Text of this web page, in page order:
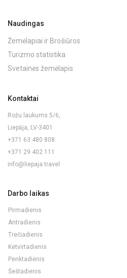
Naudingas
Žemėlapiai ir Brošiūros
Turizmo statistika
Svetainės žemėlapis
Kontaktai
Rožu laukums 5/6,
Liepāja, LV-3401
+371 63 480 808
+371 29 402 111
info@liepaja.travel
Darbo laikas
Pirmadienis
Antradienis
Trečiadienis
Ketvirtadienis
Penktadienis
Šeštadienis